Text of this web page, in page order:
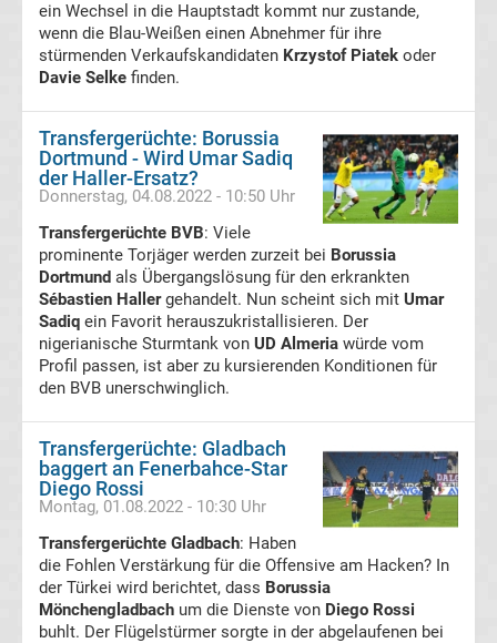
Bundesliga
international
Boxen
Boxen
News
Kickboxen
Formel
1
DTM
MotoGP
ein Wechsel in die Hauptstadt kommt nur zustande,
wenn die Blau-Weißen einen Abnehmer für ihre
stürmenden Verkaufskandidaten Krzystof Piatek oder
Davie Selke finden.
Transfergerüchte: Borussia
Dortmund - Wird Umar Sadiq
der Haller-Ersatz?
Donnerstag, 04.08.2022 - 10:50 Uhr
Transfergerüchte BVB: Viele
prominente Torjäger werden zurzeit bei Borussia
Dortmund als Übergangslösung für den erkrankten
Sébastien Hallergehandelt. Nun scheint sich mit Umar
Sadiq ein Favorit herauszukristallisieren. Der
nigerianische Sturmtank von UD Almeria würde vom
Profil passen, ist aber zu kursierenden Konditionen für
den BVB unerschwinglich.
Transfergerüchte: Gladbach
baggert an Fenerbahce-Star
Diego Rossi
Montag, 01.08.2022 - 10:30 Uhr
Transfergerüchte Gladbach: Haben
die Fohlen Verstärkung für die Offensive am Hacken? In
der Türkei wird berichtet, dass Borussia
Mönchengladbach um die Dienste von Diego Rossi
buhlt. Der Flügelstürmer sorgte in der abgelaufenen bei